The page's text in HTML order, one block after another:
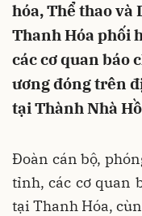
hóa, Thể thao và
Thanh Hóa phối
các cơ quan báo
ương đóng trên
tại Thành Nhà
Đoàn cán bộ,
tỉnh, các cơ quan
tại Thanh Hóa,